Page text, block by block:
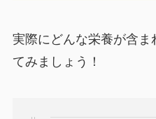
実際にどんな栄養が含
てみましょう！